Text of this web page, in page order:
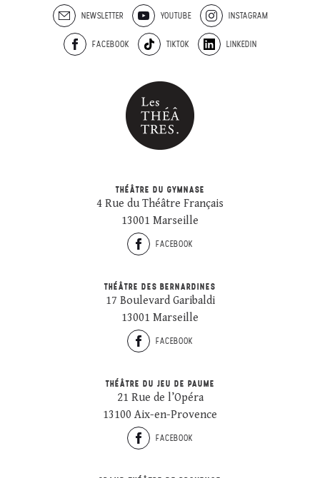
NEWSLETTER YOUTUBE INSTAGRAM
FACEBOOK TIKTOK LINKEDIN
THÉÂTRE DU GYMNASE
4 Rue du Théâtre Français
13001 Marseille
FACEBOOK
THÉÂTRE DES BERNARDINES
17 Boulevard Garibaldi
13001 Marseille
FACEBOOK
THÉÂTRE DU JEU DE PAUME
21 Rue de l’Opéra
13100 Aix-en-Provence
FACEBOOK